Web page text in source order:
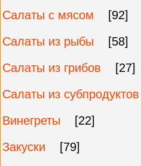
Салаты с мясом
[92]
Салаты из рыбы
[58]
Салаты из грибов
[27]
Салаты из субпродуктов
Винегреты
[22]
Закуски
[79]